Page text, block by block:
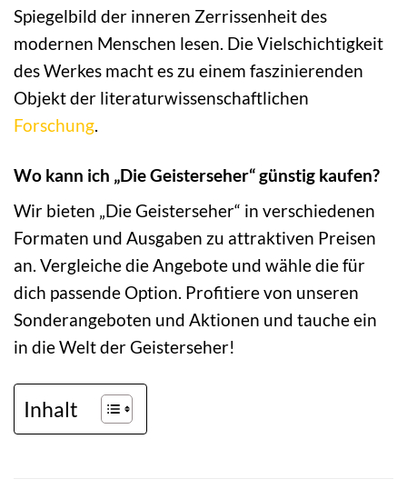
Spiegelbild der inneren Zerrissenheit des
modernen Menschen lesen. Die Vielschichtigkeit
des Werkes macht es zu einem faszinierenden
Objekt der literaturwissenschaftlichen
Forschung.
Wo kann ich „Die Geisterseher“ günstig kaufen?
Wir bieten „Die Geisterseher“ in verschiedenen
Formaten und Ausgaben zu attraktiven Preisen
an. Vergleiche die Angebote und wähle die für
dich passende Option. Profitiere von unseren
Sonderangeboten und Aktionen und tauche ein
in die Welt der Geisterseher!
Inhalt